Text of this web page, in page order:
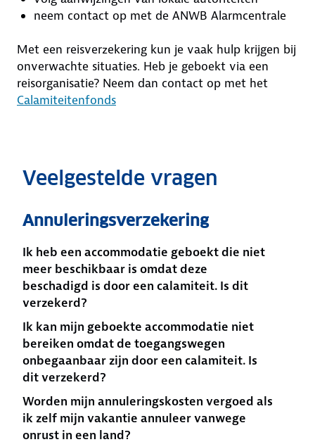
neem contact op met de ANWB Alarmcentrale
Met een reisverzekering kun je vaak hulp krijgen bij
onverwachte situaties. Heb je geboekt via een
reisorganisatie? Neem dan contact op met het
Calamiteitenfonds
Veelgestelde vragen
Annuleringsverzekering
Ik heb een accommodatie geboekt die niet
meer beschikbaar is omdat deze
beschadigd is door een calamiteit. Is dit
verzekerd?
Ik kan mijn geboekte accommodatie niet
bereiken omdat de toegangswegen
onbegaanbaar zijn door een calamiteit. Is
dit verzekerd?
Worden mijn annuleringskosten vergoed als
ik zelf mijn vakantie annuleer vanwege
onrust in een land?